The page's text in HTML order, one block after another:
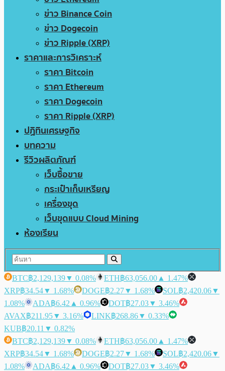
ข่าว Binance Coin
ข่าว Dogecoin
ข่าว Ripple (XRP)
ราคาและการวิเคราะห์
ราคา Bitcoin
ราคา Ethereum
ราคา Dogecoin
ราคา Ripple (XRP)
ปฏิทินเศรษฐกิจ
บทความ
รีวิวผลิตภัณฑ์
เว็บซื้อขาย
กระเป๋าเก็บเหรียญ
เครื่องขุด
เว็บขุดแบบ Cloud Mining
ห้องเรียน
BTC฿2,129,139▼ 0.08% ETH฿63,056.00 ▲ 1.47%
XRP฿34.54▼ 1.68% DOGE฿2.27▼ 1.68% SOL฿2,420.06▼
1.08%
ADA฿6.42 ▲ 0.96% DOT฿27.03▼ 3.46%
AVAX฿211.95▼ 3.16% LINK฿268.86▼ 0.33%
KUB฿20.11 ▼ 0.82%
BTC฿2,129,139▼ 0.08% ETH฿63,056.00 ▲ 1.47%
XRP฿34.54▼ 1.68% DOGE฿2.27▼ 1.68% SOL฿2,420.06▼
1.08%
ADA฿6.42 ▲ 0.96% DOT฿27.03▼ 3.46%